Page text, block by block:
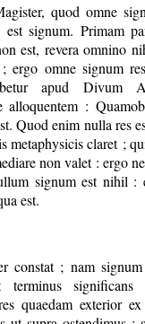
quod omne
est signum. Primam
est, revera omnino
ergo omne signum
apud Divum
alloquentem :
Quod enim nulla res
metaphysicis claret ;
non valet : ergo
signum est nihil :
est.
constat ; nam
terminus
quaedam exterior